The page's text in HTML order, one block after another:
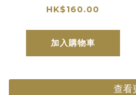
HK$160.00
加入購物車
查看